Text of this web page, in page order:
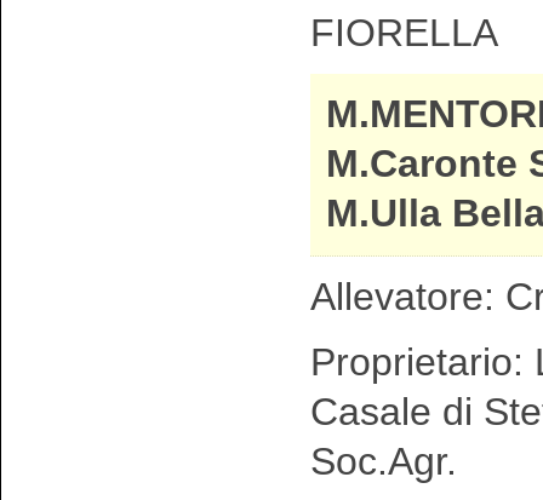
FIORELLA
M.Caronte
M.Ulla
Allevatore:
Proprietario:
Casale di
Soc.Agr.